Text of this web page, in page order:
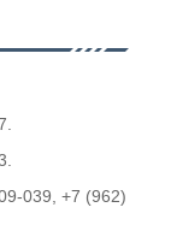
039, +7 (962)